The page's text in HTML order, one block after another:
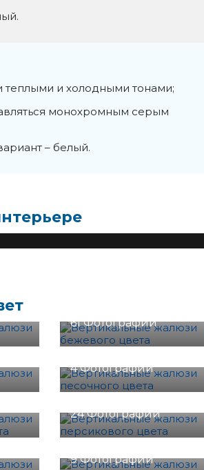
теплыми и холодными тонами;
монохромным серым
– белый.
61 Фотографии
Песочный
4 Фотографии
Персиковый
24 Фотографии
Оранжевый
9 Фотографии